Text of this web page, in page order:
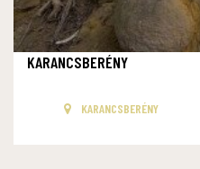
KARANCSBERÉNY
KARANCSBERÉNY